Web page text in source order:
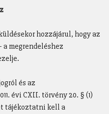
hozzájárul, hogy az
megrendeléshez
és az
évi CXII. törvény 20. § (1)
tájékoztatni kell a